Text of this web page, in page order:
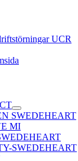
UCR
SWEDEHEART
MI
SWEDEHEART